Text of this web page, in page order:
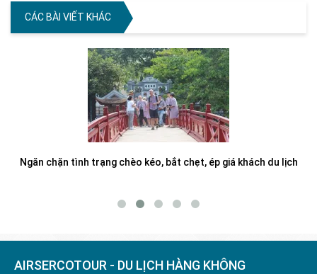
CÁC BÀI VIẾT KHÁC
Ngăn chặn tình trạng chèo kéo, bắt chẹt, ép giá khách du lịch
AIRSERCOTOUR - DU LỊCH HÀNG KHÔNG